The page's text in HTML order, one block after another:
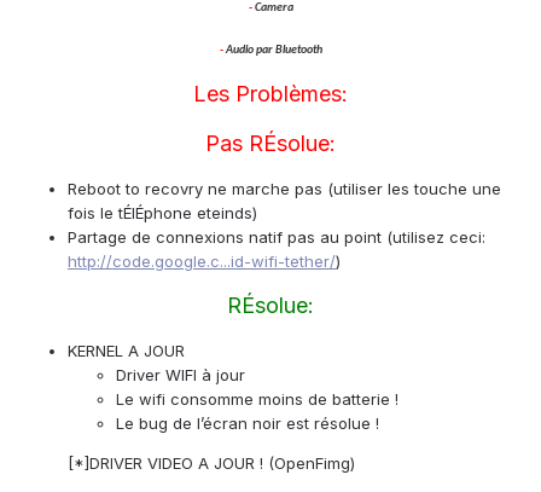
-Camera
-Audio par Bluetooth
Les Problèmes:
Pas RÉsolue:
Reboot to recovry ne marche pas (utiliser les touche une
fois le tÉlÉphone eteinds)
Partage de connexions natif pas au point (utilisez ceci:
http://code.google.c...id-wifi-tether/)
RÉsolue:
KERNEL A JOUR
Driver WIFI à jour
Le wifi consomme moins de batterie !
Le bug de l’écran noir est résolue !
[*]DRIVER VIDEO A JOUR ! (OpenFimg)